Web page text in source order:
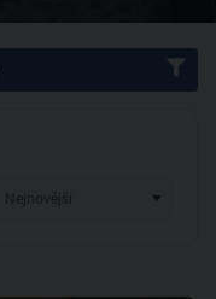
Nejnovější